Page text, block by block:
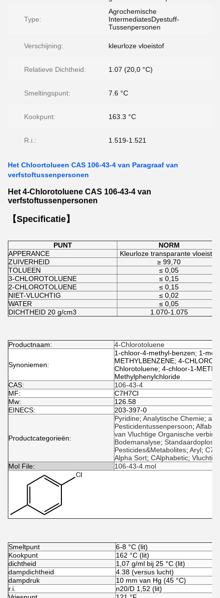
Type:
Agrochemische
IntermediatesDyestuff-
Tussenpersonen
Verschijning: kleurloze vloeistof
Relatieve Dichtheid: 1.07 (20,0 °C)
Smeltingspunt: 7.6 °C
Kookpunt: 163.3 °C
R.i.: 1.519-1.521
Het Chloortolueen CAS 106-43-4 van Paragraaf van
verfstoftussenpersonen
Het 4-Chlorotoluene CAS 106-43-4 van
verfstoftussenpersonen
【Specificatie】
PUNT
NORM
APPERANCE
Kleurloze transparante vloeistof
ZUIVERHEID
≥ 99,70
TOLUEEN
≤ 0,05
3-CHLOROTOLUENE
≤ 0,15
2-CHLOROTOLUENE
≤ 0,15
NIET-VLUCHTIG
≤ 0,02
WATER
≤ 0,05
DICHTHEID 20 g/cm3
1.070-1.075
Productnaam: 4-Chlorotoluene
Synoniemen:
1-chloor-4-methyl-benzen; 1-
METHYLBENZENE; 4-
Chlorotoluene; 4-chloor-1-
Methylphenylchloride
CAS:
106-43-4
MF:
C7H7Cl
Mw:
126.58
EINECS:
203-397-0
Productcategorieën:
Pyridine; Analytische Chemie;
Pesticidentussenpersoon;
van Vluchtige Organische
Bodemanalyse;
Pesticides&Metabolites; Aryl; C7
Alpha Sort; CAlphabetic;
Mol File:
106-43-4.mol
Smeltpunt
6-8 °C (lit)
Kookpunt
162 °C (lit)
dichtheid
1,07 g/ml bij 25 °C (lit)
dampdichtheid
4.38 (versus lucht)
dampdruk
10 mm van Hg (45 °C)
r.i.
n20/D 1,52 (lit)